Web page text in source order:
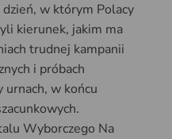
w którym Polacy
kierunek, jakim ma
trudnej kampanii
i próbach
w końcu
Wyborczego Na